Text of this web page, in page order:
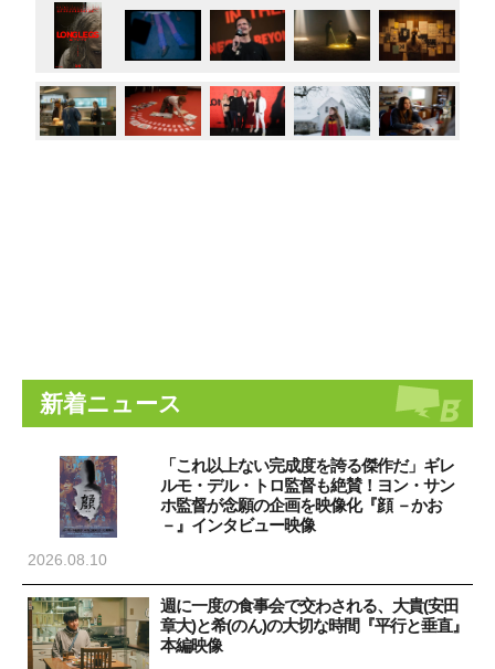
新着ニュース
「これ以上ない完成度を誇る傑作だ」ギレ
ルモ・デル・トロ監督も絶賛！ヨン・サン
ホ監督が念願の企画を映像化『顔 －かお
－』インタビュー映像
2026.08.10
週に一度の食事会で交わされる、大貴(安田
章大)と希(のん)の大切な時間『平行と垂直』
本編映像